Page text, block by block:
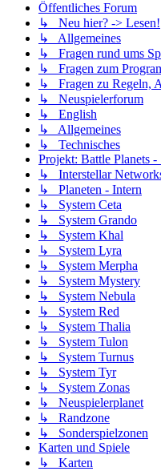
Öffentliches Forum
↳ Neu hier? -> Lesen!
↳ Allgemeines
↳ Fragen rund ums
↳ Fragen zum
↳ Fragen zu Regeln,
↳ Neuspielerforum
↳ English
↳ Allgemeines
↳ Technisches
Projekt: Battle Planets -
↳ Interstellar
↳ Planeten - Intern
↳ System Ceta
↳ System Grando
↳ System Khal
↳ System Lyra
↳ System Merpha
↳ System Mystery
↳ System Nebula
↳ System Red
↳ System Thalia
↳ System Tulon
↳ System Turnus
↳ System Tyr
↳ System Zonas
↳ Neuspielerplanet
↳ Randzone
↳ Sonderspielzonen
Karten und Spiele
↳ Karten